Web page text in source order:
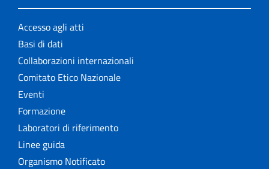
Accesso agli atti
Basi di dati
Collaborazioni internazionali
Comitato Etico Nazionale
Eventi
Formazione
Laboratori di riferimento
Linee guida
Organismo Notificato